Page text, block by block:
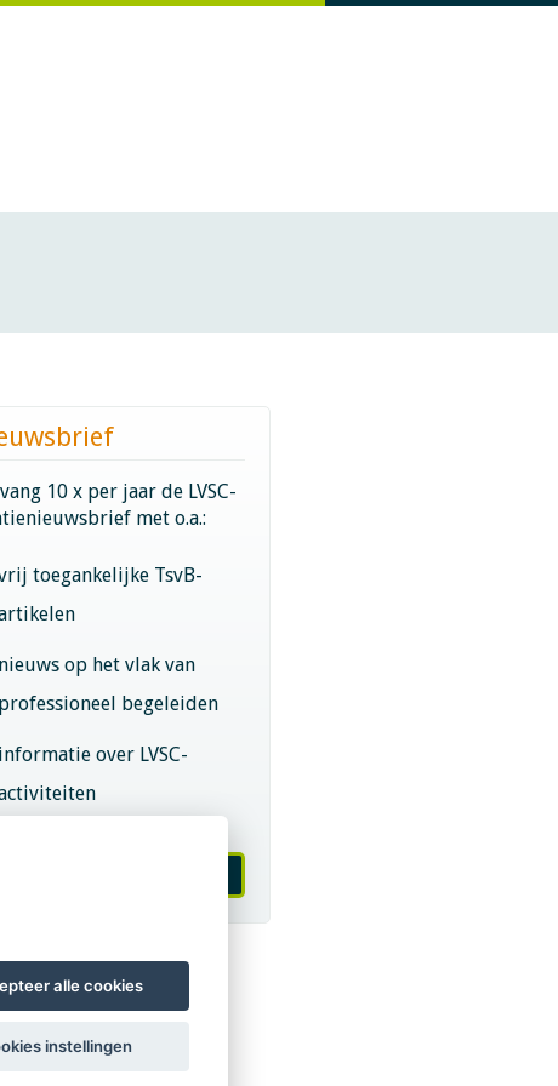
10 x per jaar de LVSC-
met o.a.:
toegankelijke TsvB-
nieuws op het vlak van
professioneel begeleiden
informatie over LVSC-
alle cookies
instellingen